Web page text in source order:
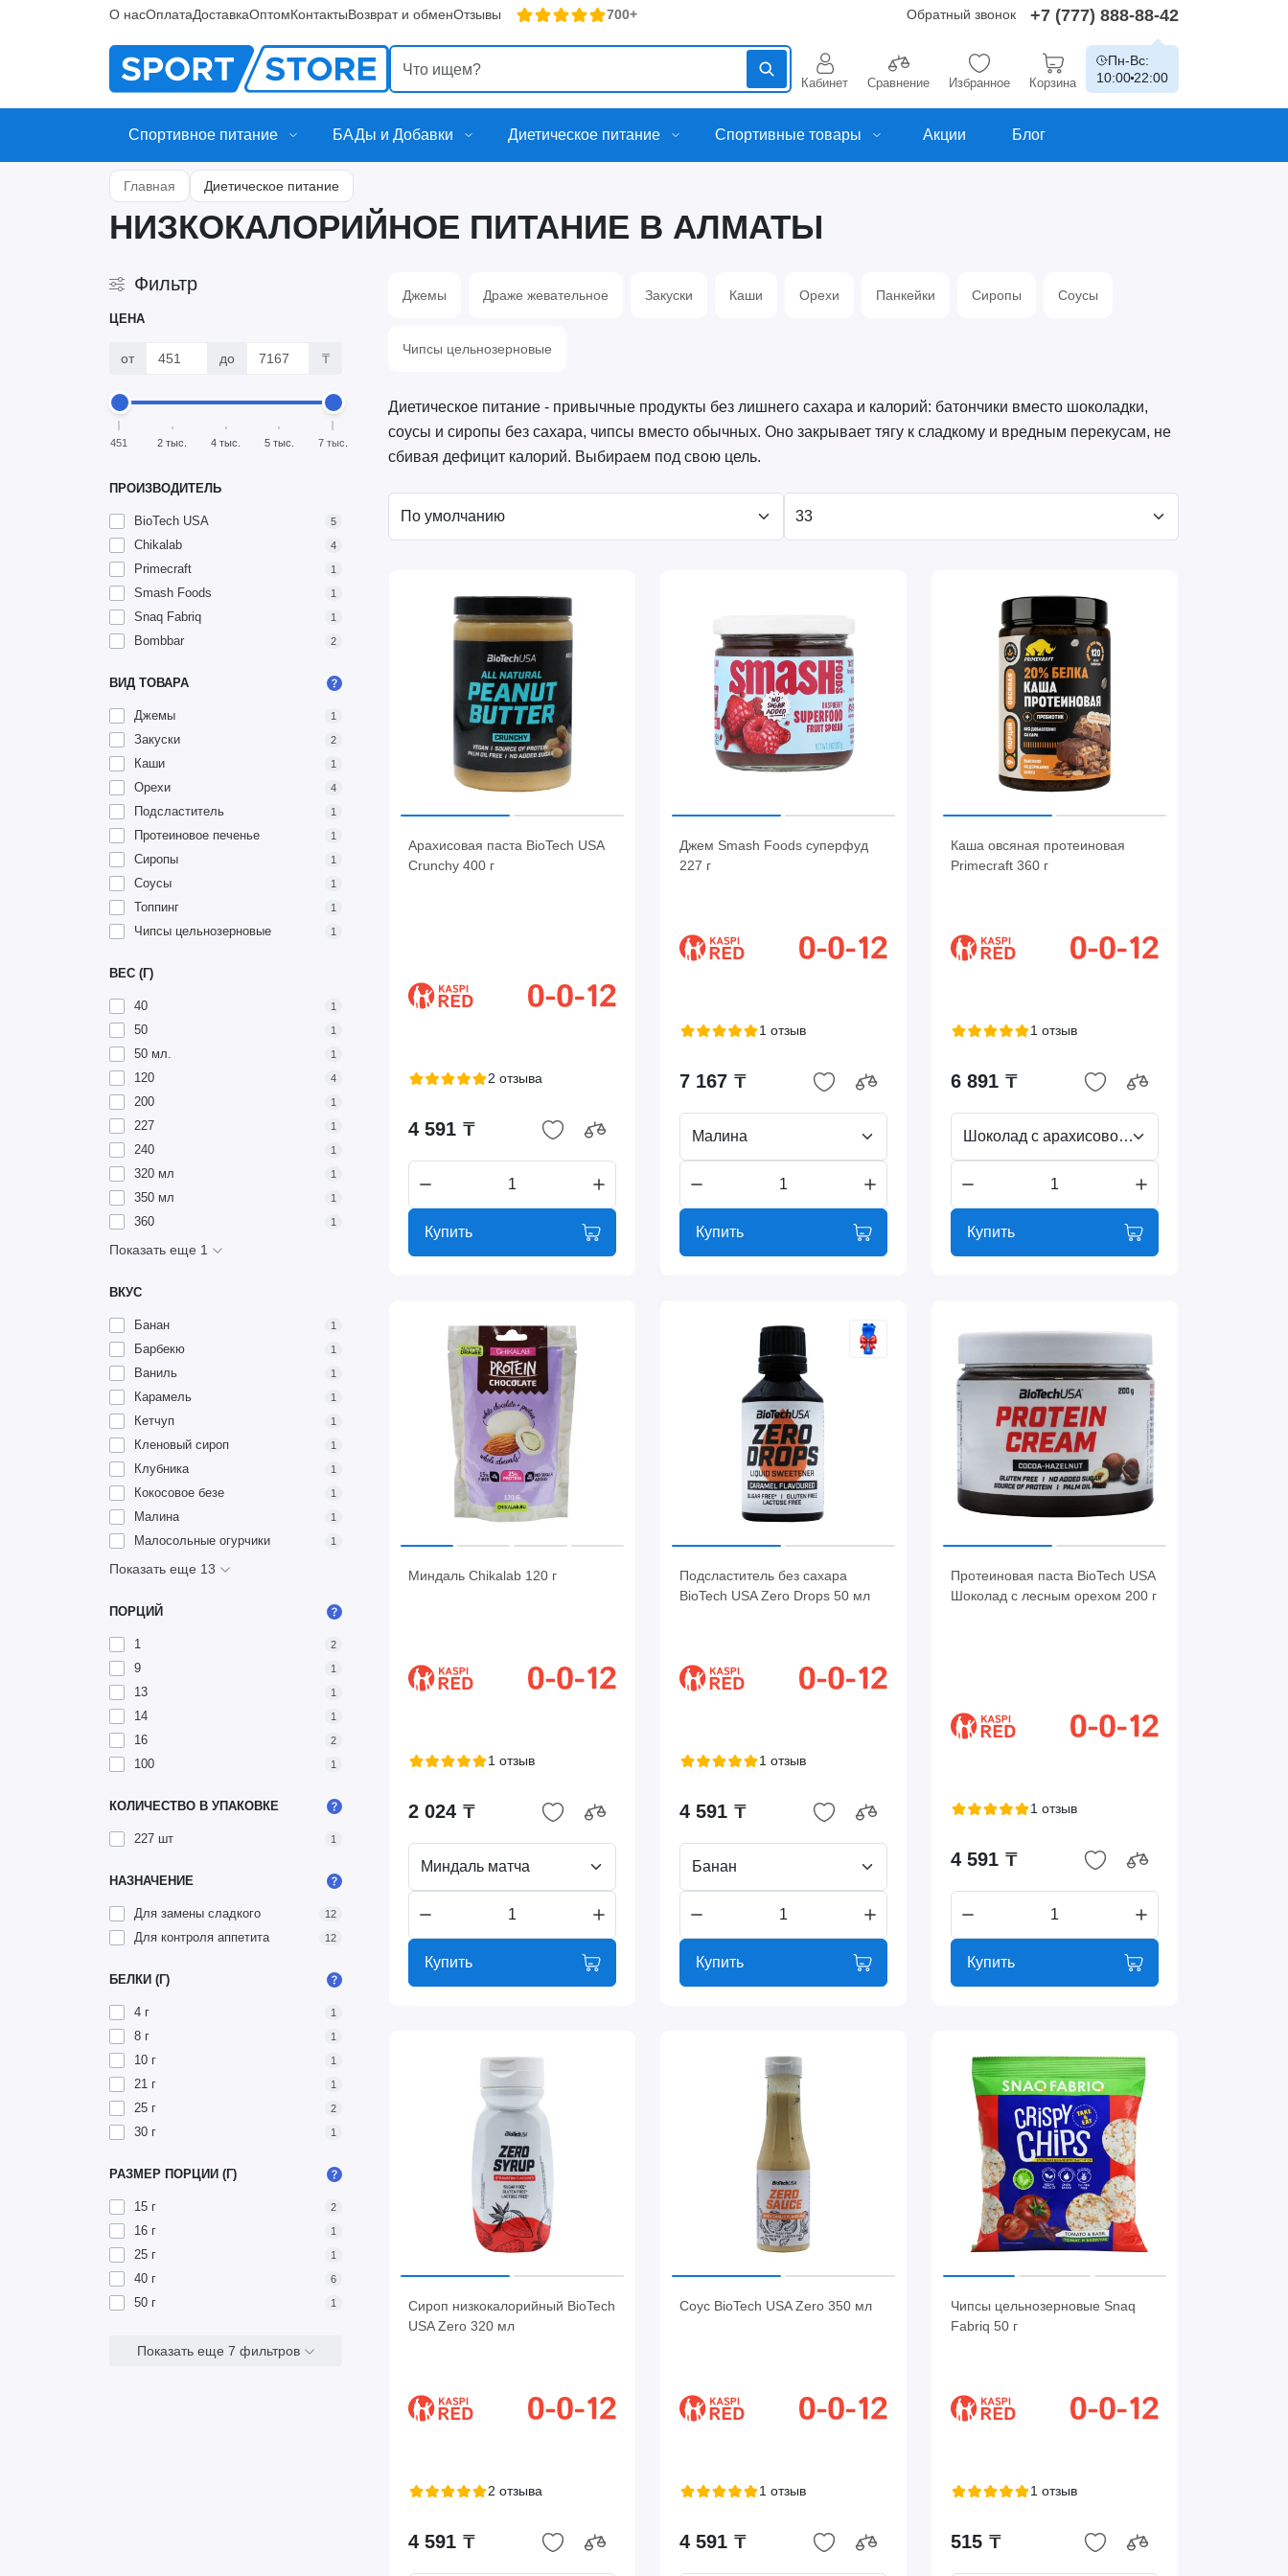
О насОплатаДоставкаОптомКонтактыВозврат и обменОтзывы 700+ Обратный звонок +7 (777) 888-88-42
Кабинет Сравнение Избранное Корзина
Пн-Вс:
10:00 22:00
Спортивное питание БАДы и Добавки Диетическое питание Спортивные товары Акции Блог
Главная Диетическое питание
НИЗКОКАЛОРИЙНОЕ ПИТАНИЕ В АЛМАТЫ
Фильтр
ЦЕНА
от до ₸
451 2 тыс. 4 тыс. 5 тыс. 7 тыс.
ПРОИЗВОДИТЕЛЬ
BioTech USA 5
Chikalab 4
Primecraft 1
Smash Foods 1
Snaq Fabriq 1
Bombbar 2
ВИД ТОВАРА
Джемы 1
Закуски 2
Каши 1
Орехи 4
Подсластитель 1
Протеиновое печенье 1
Сиропы 1
Соусы 1
Топпинг 1
Чипсы цельнозерновые 1
ВЕС (Г)
40 1
50 1
50 мл. 1
120 4
200 1
227 1
240 1
320 мл 1
350 мл 1
360 1
Показать еще 1
ВКУС
Банан 1
Барбекю 1
Ваниль 1
Карамель 1
Кетчуп 1
Кленовый сироп 1
Клубника 1
Кокосовое безе 1
Малина 1
Малосольные огурчики 1
Показать еще 13
ПОРЦИЙ
1 2
9 1
13 1
14 1
16 2
100 1
КОЛИЧЕСТВО В УПАКОВКЕ
227 шт 1
НАЗНАЧЕНИЕ
Для замены сладкого 12
Для контроля аппетита 12
БЕЛКИ (Г)
4 г 1
8 г 1
10 г 1
21 г 1
25 г 2
30 г 1
РАЗМЕР ПОРЦИИ (Г)
15 г 2
16 г 1
25 г 1
40 г 6
50 г 1
Показать еще 7 фильтров
Джемы Драже жевательное Закуски Каши Орехи Панкейки Сиропы Соусы
Чипсы цельнозерновые
Диетическое питание - привычные продукты без лишнего сахара и калорий: батончики вместо шоколадки,
соусы и сиропы без сахара, чипсы вместо обычных. Оно закрывает тягу к сладкому и вредным перекусам, не
сбивая дефицит калорий. Выбираем под свою цель.
Арахисовая паста BioTech USA
Crunchy 400 г
2 отзыва
4 591 ₸
Купить
Джем Smash Foods суперфуд
227 г
1 отзыв
7 167 ₸
Малина
Купить
Каша овсяная протеиновая
Primecraft 360 г
1 отзыв
6 891 ₸
Шоколад с арахисовой пастой
Купить
Миндаль Chikalab 120 г
1 отзыв
2 024 ₸
Миндаль матча
Купить
Подсластитель без сахара
BioTech USA Zero Drops 50 мл
1 отзыв
4 591 ₸
Банан
Купить
Протеиновая паста BioTech USA
Шоколад с лесным орехом 200 г
1 отзыв
4 591 ₸
Купить
Сироп низкокалорийный BioTech
USA Zero 320 мл
2 отзыва
4 591 ₸
Соус BioTech USA Zero 350 мл
1 отзыв
4 591 ₸
Чипсы цельнозерновые Snaq
Fabriq 50 г
1 отзыв
515 ₸